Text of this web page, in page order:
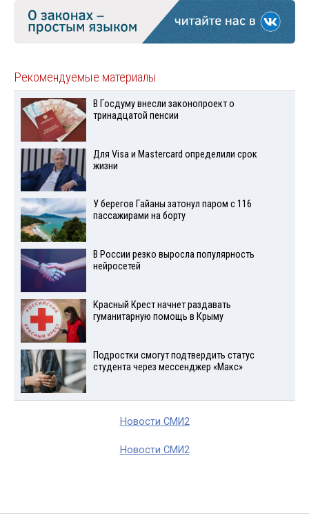
Рекомендуемые материалы
В Госдуму внесли законопроект о
тринадцатой пенсии
Для Visа и Mastercard определили срок
жизни
У берегов Гайаны затонул паром с 116
пассажирами на борту
В России резко выросла популярность
нейросетей
Красный Крест начнет раздавать
гуманитарную помощь в Крыму
Подростки смогут подтвердить статус
студента через мессенджер «Макс»
Новости СМИ2
Новости СМИ2